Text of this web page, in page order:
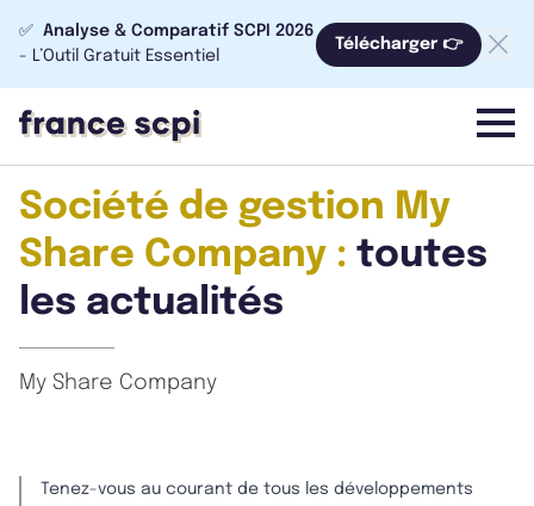
✅ Analyse & Comparatif SCPI 2026
- L’Outil Gratuit Essentiel
Télécharger 👉
menu
Société de gestion My
Share Company : toutes
les actualités
My Share Company
Tenez-vous au courant de tous les développements